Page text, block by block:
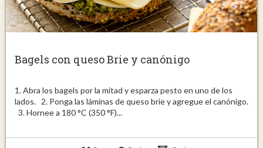
Bagels con queso Brie y canónigo
1. Abra los bagels por la mitad y esparza pesto en uno de los
lados. 2. Ponga las láminas de queso brie y agregue el canónigo.
3. Hornee a 180 °C (350 °F)...